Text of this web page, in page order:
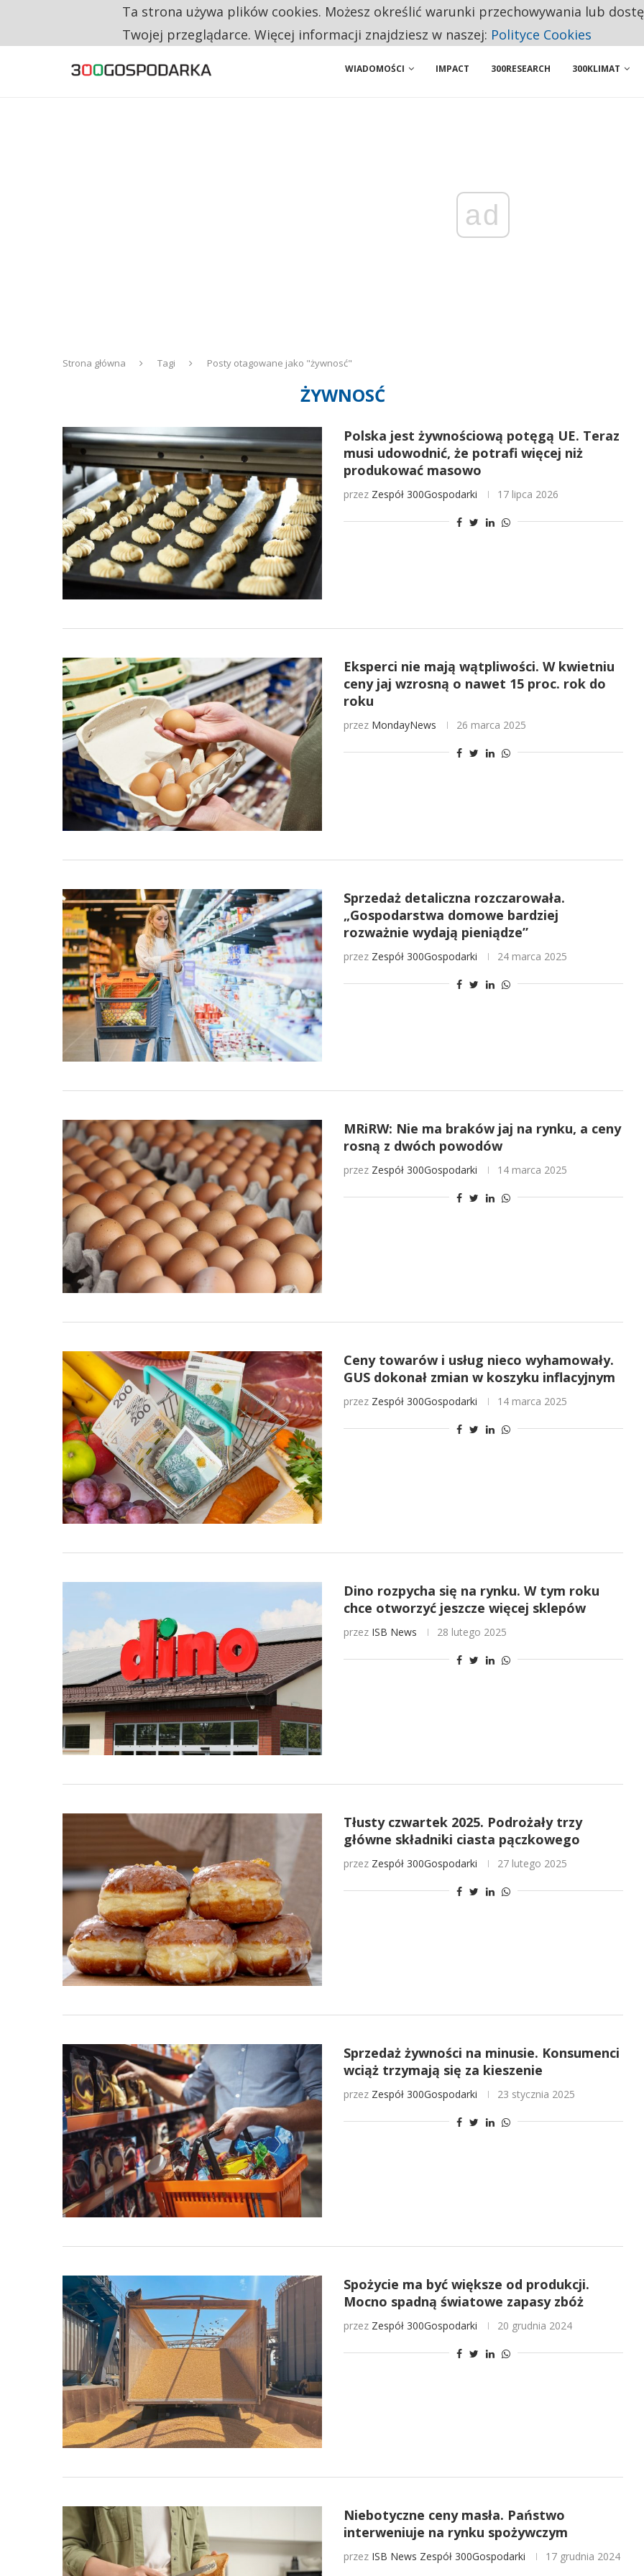
TRZECH NA CZTERECH PONOWNIE ZAŁOŻYŁOBY WŁASNĄ FIRMĘ. INNYM JUŻ TAK ŁATWO JEJ NIE POLECAJĄ
WIADOMOŚCI IMPACT 300RESEARCH 300KLIMAT
ad
Strona główna Tagi Posty otagowane jako "żywnosć"
ŻYWNOSĆ
Polska jest żywnościową potęgą UE. Teraz
musi udowodnić, że potrafi więcej niż
produkować masowo
przez Zespół 300Gospodarki 17 lipca 2026
Eksperci nie mają wątpliwości. W kwietniu
ceny jaj wzrosną o nawet 15 proc. rok do
roku
przez MondayNews 26 marca 2025
Sprzedaż detaliczna rozczarowała.
„Gospodarstwa domowe bardziej
rozważnie wydają pieniądze”
przez Zespół 300Gospodarki 24 marca 2025
MRiRW: Nie ma braków jaj na rynku, a ceny
rosną z dwóch powodów
przez Zespół 300Gospodarki 14 marca 2025
Ceny towarów i usług nieco wyhamowały.
GUS dokonał zmian w koszyku inflacyjnym
przez Zespół 300Gospodarki 14 marca 2025
Dino rozpycha się na rynku. W tym roku
chce otworzyć jeszcze więcej sklepów
przez ISB News 28 lutego 2025
Tłusty czwartek 2025. Podrożały trzy
główne składniki ciasta pączkowego
przez Zespół 300Gospodarki 27 lutego 2025
Sprzedaż żywności na minusie. Konsumenci
wciąż trzymają się za kieszenie
przez Zespół 300Gospodarki 23 stycznia 2025
Spożycie ma być większe od produkcji.
Mocno spadną światowe zapasy zbóż
przez Zespół 300Gospodarki 20 grudnia 2024
Niebotyczne ceny masła. Państwo
interweniuje na rynku spożywczym
przez ISB News Zespół 300Gospodarki 17 grudnia 2024
Ta strona używa plików cookies. Możesz określić warunki przechowywania lub
Twojej przeglądarce. Więcej informacji znajdziesz w naszej: Polityce Cookies